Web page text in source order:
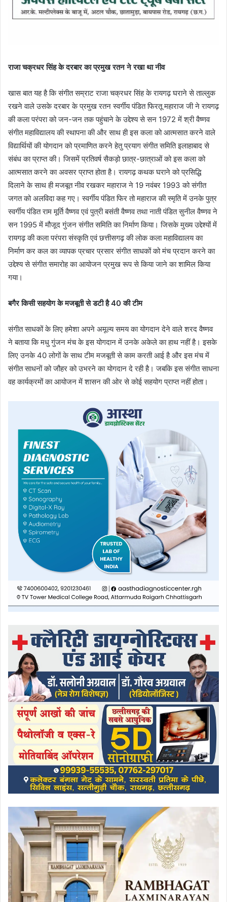
राजा चक्रधर सिंह के दरबार का प्रमुख रतन ने रखा था नीव
खास बात यह है कि संगीत सम्राट राजा चक्रधर सिंह के रायगढ़ घराने से ताल्लुक
रखने वाले उसके दरबार के प्रमुख रतन स्वर्गीय पंडित फिरतू महाराज जी ने रायगढ़
की कला परंपरा को जन-जन तक पहुंचाने के उद्देश्य से सन 1972 में श्री वैष्णव
संगीत महाविद्यालय की स्थापना की और साथ ही इस कला को आत्मसात करने वाले
विद्यार्थियों की योगदान को प्रमाणित करने हेतु प्रयाग संगीत समिति इलाहाबाद से
संबंध का प्राप्त की। जिसमें प्रतिवर्ष सैकड़ो छात्र-छात्राओं को इस कला को
आत्मसात करने का अवसर प्राप्त होता है। रायगढ़ कथक घराने को प्रसिद्धि
दिलाने के साथ ही मजबूत नीव रखकर महाराज ने 19 नवंबर 1993 को संगीत
जगत को अलविदा कह गए। स्वर्गीय पंडित फिर तो महाराज की स्मृति में उनके पुत्र
स्वर्गीय पंडित राम मूर्ति वैष्णव एवं पुत्री बसंती वैष्णव तथा नाती पंडित सुनील वैष्णव ने
सन 1995 में मौजूद गुंजन संगीत समिति का निर्माण किया। जिसके मुख्य उद्देश्यों में
रायगढ़ की कला परंपरा संस्कृति एवं छत्तीसगढ़ की लोक कला महाविद्यालय का
निर्माण कर कल का व्यापक प्रचार प्रसार संगीत साधकों को मंच प्रदान करने का
उद्देश्य से संगीत समारोह का आयोजन प्रमुख रूप से किया जाने का शामिल किया
गया।
बगैर किसी सहयोग के मजबूती से डटी है 40 की टीम
संगीत साधकों के लिए हमेशा अपने अमूल्य समय का योगदान देने वाले शरद वैष्णव
ने बताया कि मधु गुंजन मंच के इस योगदान में उनके अकेले का हाथ नहीं है। इसके
लिए उनके 40 लोगों के साथ टीम मजबूती से काम करती आई है और इस मंच में
संगीत साधनों को जौहर को उभरने का योगदान दे रही है। जबकि इस संगीत साधना
वह कार्यक्रमों का आयोजन में शासन की ओर से कोई सहयोग प्राप्त नहीं होता।